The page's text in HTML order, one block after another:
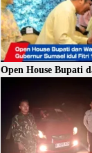
Open House Bupati